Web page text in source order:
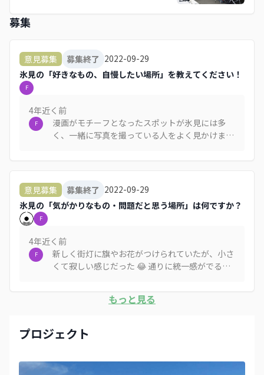
募集
意見募集 募集終了 2022-09-29
氷見の「好きなもの、自慢したい場所」を教えてください！
F
4年近く 前
F
漫画がモチーフとなったスポットが氷見には多
く、一緒に写真を撮っている人をよく見かけま
意見募集
募集終了 2022-09-29
氷見の「気がかりなもの・問題だと思う場所」は何ですか？
F
4年近く 前
F
新しく街灯に旗やお花がつけられていたが、小さ
くて寂しい感じだった 😂 通りに統一感がでるよ
もっと見る
プロジェクト